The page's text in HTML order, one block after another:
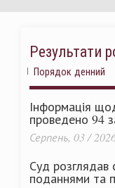
Результати
Порядок денний
Інформація
проведено 94
Серпень, 03 /
Суд розглядав
поданнями та